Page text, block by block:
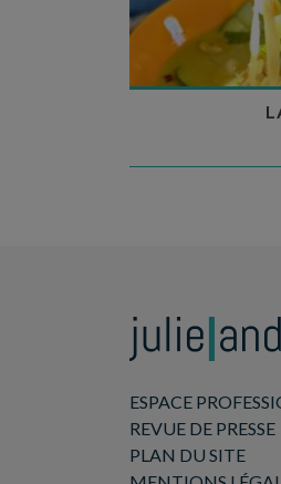
ESPACE
REVUE DE PRESSE
PLAN DU SITE